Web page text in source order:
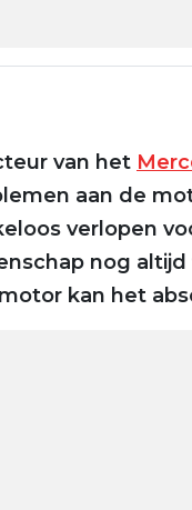
van het
aan de
verlopen
nog
kan het